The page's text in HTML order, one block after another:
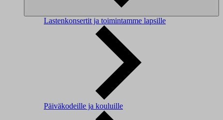
Lastenkonsertit ja toimintamme lapsille
Päiväkodeille ja kouluille